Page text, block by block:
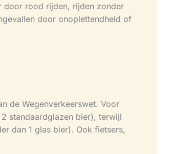
door rood rijden, rijden zonder
door onoplettendheid of
de Wegenverkeerswet. Voor
standaardglazen bier), terwijl
dan 1 glas bier). Ook fietsers,